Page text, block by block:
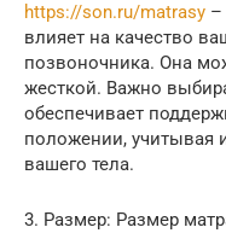
https://son.ru/matrasy –
влияет на качество
позвоночника. Она
жесткой. Важно
обеспечивает
положении, учитывая
вашего тела.
3. Размер: Размер